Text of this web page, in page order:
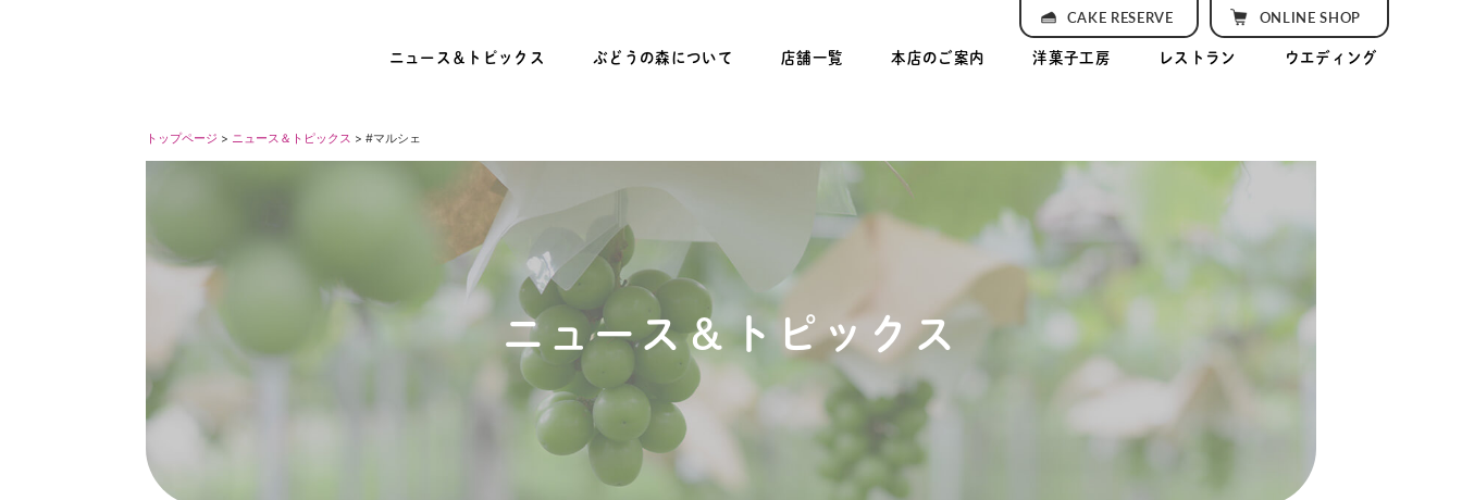
ニュース＆トピックス ぶどうの森について 店舗一覧 本店のご案内 洋菓子工房 レストラン ウエディング
CAKE RESERVE ONLINE SHOP
トップページ > ニュース＆トピックス > #マルシェ
ニュース＆トピックス